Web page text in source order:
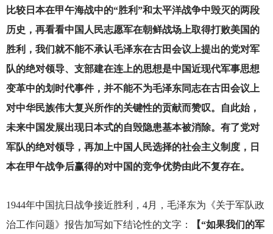
比较日本在甲午海战中的“胜利”和太平洋战争中毁灭的两段
历史，再看看中国人民志愿军在朝鲜战场上取得打败美国的
胜利，我们就不能不承认毛泽东在古田会议上提出的党对军
队的绝对领导、支部建在连上的思想是中国近现代军事思想
变革中的划时代事件，并不能不为毛泽东同志在古田会议上
对中华民族伟大复兴所作的关键性的贡献而赞叹。自此始，
未来中国发展出现日本式的自毁隐患基本被消除。有了党对
军队的绝对领导，再加上中国人民选择的社会主义制度，日
本在甲午战争后赢得的对中国的竞争优势由此不复存在。
1944年中国抗日战争接近胜利，4月，毛泽东为《关于军队政
治工作问题》报告加写如下结论性的文字：
【“如果我们的军